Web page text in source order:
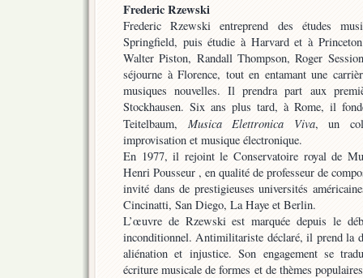
Frederic Rzewski
Frederic Rzewski entreprend des études
Springfield, puis étudie à Harvard et à
Walter Piston, Randall Thompson, Roger
séjourne à Florence, tout en entamant une
musiques nouvelles. Il prendra part aux
Stockhausen. Six ans plus tard, à Rome, il
Teitelbaum, Musica Elettronica Viva, un
improvisation et musique électronique.
En 1977, il rejoint le Conservatoire royal de
Henri Pousseur , en qualité de professeur de
invité dans de prestigieuses universités
Cincinatti, San Diego, La Haye et Berlin.
L’œuvre de Rzewski est marquée depuis le
inconditionnel. Antimilitariste déclaré, il prend la
aliénation et injustice. Son engagement se
écriture musicale de formes et de thèmes